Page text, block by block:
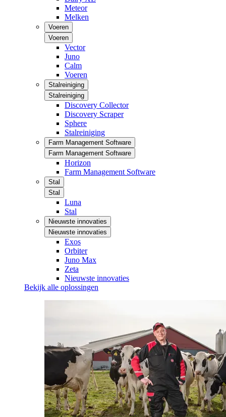
Meteor
Melken
Voeren
Voeren
Vector
Juno
Calm
Voeren
Stalreiniging
Stalreiniging
Discovery Collector
Discovery Scraper
Sphere
Stalreiniging
Farm Management Software
Farm Management Software
Horizon
Farm Management Software
Stal
Stal
Luna
Stal
Nieuwste innovaties
Nieuwste innovaties
Exos
Orbiter
Juno Max
Zeta
Nieuwste innovaties
Bekijk alle oplossingen